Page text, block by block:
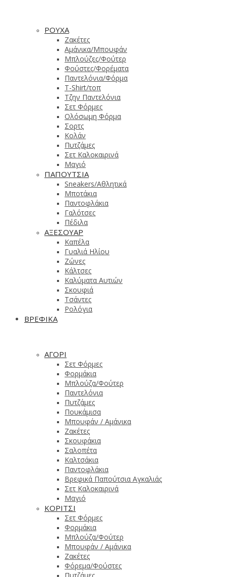
ΡΟΥΧΑ
Ζακέτες
Αμάνικα/Μπουφάν
Μπλούζες/Φούτερ
Φούστες/Φορέματα
Παντελόνια/Φόρμα
T-Shirt/τοπ
Τζην Παντελόνια
Σετ Φόρμες
Ολόσωμη Φόρμα
Σορτς
Κολάν
Πυτζάμες
Σετ Καλοκαιρινά
Μαγιό
ΠΑΠΟΥΤΣΙΑ
Sneakers/Αθλητικά
Μποτάκια
Παντοφλάκια
Γαλότσες
Πέδιλα
ΑΞΕΣΟΥΑΡ
Καπέλα
Γυαλιά Ηλίου
Ζώνες
Κάλτσες
Καλύματα Αυτιών
Σκουφιά
Τσάντες
Ρολόγια
ΒΡΕΦΙΚΑ
ΑΓΟΡΙ
Σετ Φόρμες
Φορμάκια
Μπλούζα/Φούτερ
Παντελόνια
Πυτζάμες
Πουκάμισα
Μπουφάν / Αμάνικα
Ζακέτες
Σκουφάκια
Σαλοπέτα
Καλτσάκια
Παντοφλάκια
Βρεφικά Παπούτσια Αγκαλιάς
Σετ Καλοκαιρινά
Μαγιό
ΚΟΡΙΤΣΙ
Σετ Φόρμες
Φορμάκια
Μπλούζα/Φούτερ
Μπουφάν / Αμάνικα
Ζακέτες
Φόρεμα/Φούστες